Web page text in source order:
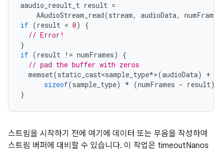
aaudio_result_t result =
AAudioStream_read(stream, audioData, numFrames
if (result < 0)
{
// Error!
}
if (result != numFrames)
{
// pad the buffer with zeros
memset(static_cast<sample_type*>(audioData) +
sizeof(sample_type) * (numFrames - result)
}
스트림을 시작하기 전에 여기에 데이터 또는 무음을 작성하여
스트림 버퍼에 대비할 수 있습니다. 이 작업은 timeoutNanos